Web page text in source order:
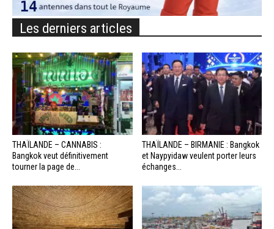
Les derniers articles
THAÏLANDE – CANNABIS :
Bangkok veut définitivement
tourner la page de...
THAÏLANDE – BIRMANIE : Bangkok
et Naypyidaw veulent porter leurs
échanges...